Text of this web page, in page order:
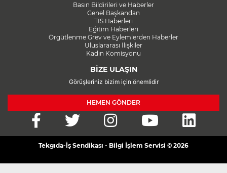
Basın Bildirileri ve Haberler
Genel Başkandan
TİS Haberleri
Eğitim Haberleri
Örgütlenme Grev ve Eylemlerden Haberler
Uluslararası İlişkiler
Kadın Komisyonu
BİZE ULAŞIN
Görüşleriniz bizim için önemlidir
HEMEN GÖNDER
Tekgıda-İş Sendikası - Bilgi İşlem Servisi © 2026